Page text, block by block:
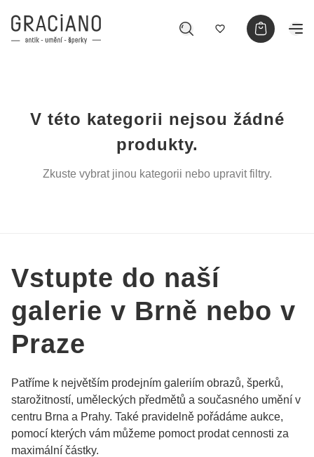
V této kategorii nejsou žádné
produkty.
Zkuste vybrat jinou kategorii nebo upravit filtry.
Vstupte do naší
galerie v Brně nebo v
Praze
Patříme k největším prodejním galeriím obrazů, šperků,
starožitností, uměleckých předmětů a současného umění v
centru Brna a Prahy. Také pravidelně pořádáme aukce,
pomocí kterých vám můžeme pomoct prodat cennosti za
maximální částky.